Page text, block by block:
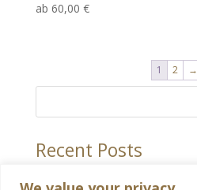
ab 60,00 €
1 2 →
Recent Posts